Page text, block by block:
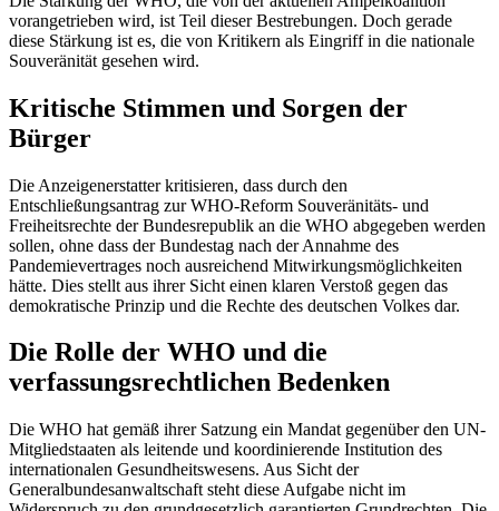
vorangetrieben wird, ist Teil dieser Bestrebungen. Doch gerade
diese Stärkung ist es, die von Kritikern als Eingriff in die nationale
Souveränität gesehen wird.
Kritische Stimmen und Sorgen der
Bürger
Die Anzeigenerstatter kritisieren, dass durch den
Entschließungsantrag zur WHO-Reform Souveränitäts- und
Freiheitsrechte der Bundesrepublik an die WHO abgegeben werden
sollen, ohne dass der Bundestag nach der Annahme des
Pandemievertrages noch ausreichend Mitwirkungsmöglichkeiten
hätte. Dies stellt aus ihrer Sicht einen klaren Verstoß gegen das
demokratische Prinzip und die Rechte des deutschen Volkes dar.
Die Rolle der WHO und die
verfassungsrechtlichen Bedenken
Die WHO hat gemäß ihrer Satzung ein Mandat gegenüber den UN-
Mitgliedstaaten als leitende und koordinierende Institution des
internationalen Gesundheitswesens. Aus Sicht der
Generalbundesanwaltschaft steht diese Aufgabe nicht im